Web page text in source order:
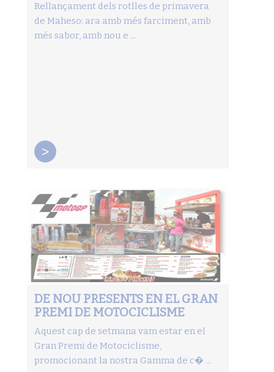
Rellançament dels rotlles de primavera
de Maheso: ara amb més farciment, amb
més sabor, amb nou e ...
>
DE NOU PRESENTS EN EL GRAN
PREMI DE MOTOCICLISME
Aquest cap de setmana vam estar en el
Gran Premi de Motociclisme,
promocionant la nostra Gamma de c� ...